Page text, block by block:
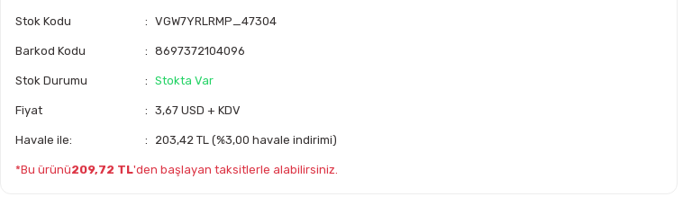
Stok Kodu VGW7YRLRMP_47304
Barkod Kodu 8697372104096
Stok Durumu Stokta Var
Fiyat 3,67 USD + KDV
Havale ile: 203,42 TL (%3,00 havale indirimi)
*Bu ürünü209,72 TL'den başlayan taksitlerle alabilirsiniz.